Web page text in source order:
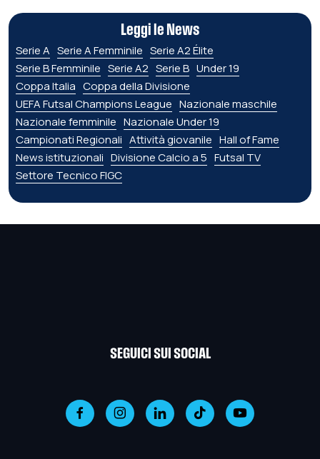
Leggi le News
Serie A Serie A Femminile Serie A2 Élite
Serie B Femminile Serie A2 Serie B Under 19
Coppa Italia Coppa della Divisione
UEFA Futsal Champions League Nazionale maschile
Nazionale femminile Nazionale Under 19
Campionati Regionali Attività giovanile Hall of Fame
News istituzionali Divisione Calcio a 5 Futsal TV
Settore Tecnico FIGC
SEGUICI SUI SOCIAL